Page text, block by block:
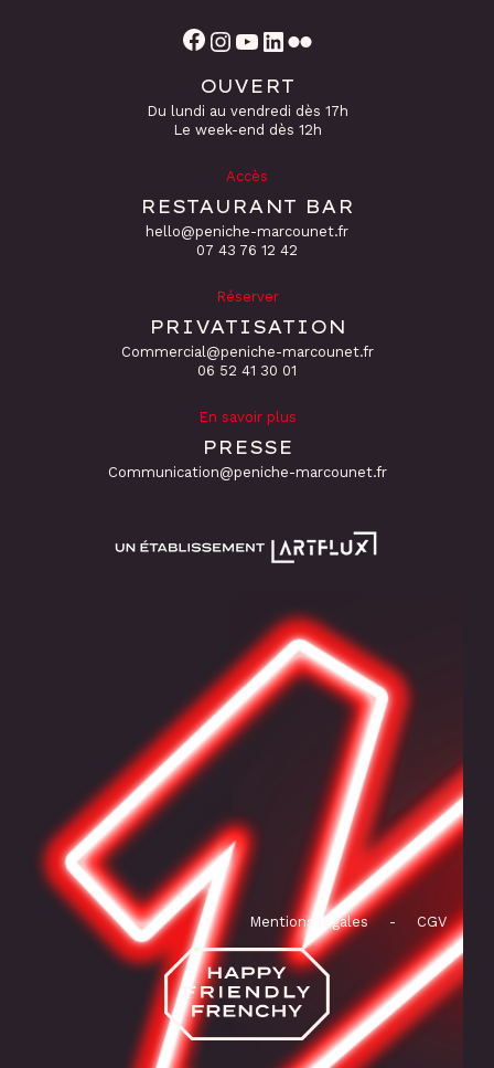
Facebook Instagram YouTube
OUVERT
Du lundi au vendredi dès 17h
Le week-end dès 12h
Accès
RESTAURANT BAR
hello@peniche-marcounet.fr
‭07 43 76 12 42
Réserver
PRIVATISATION
Commercial@peniche-marcounet.fr
06 52 41 30 01
En savoir plus
PRESSE
Communication@peniche-marcounet.fr
Mentions légales - CGV